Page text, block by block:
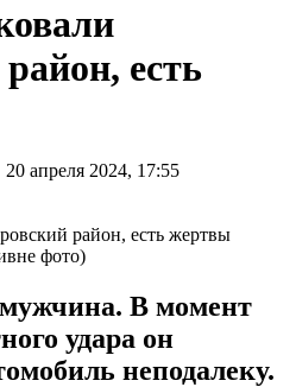
есть
апреля 2024, 17:55
фото)
В момент
удара он
неподалеку.